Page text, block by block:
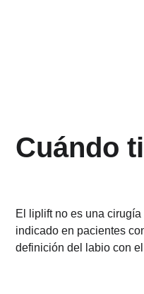
Cuándo
El liplift no es una
indicado en pacientes
definición del labio con